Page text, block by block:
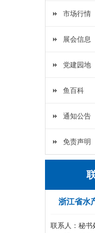
市场行情
展会信息
党建园地
鱼百科
通知公告
免责声明
浙江省水
联系人：秘书